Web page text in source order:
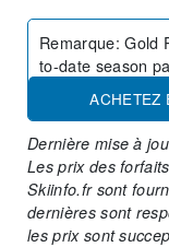
Remarque:Gold
to-date season
ACHETEZ
Dernière mise à
Les prix des
Skiinfo.fr sont
dernières sont
les prix sont